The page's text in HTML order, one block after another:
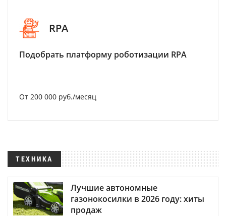
RPA
Подобрать платформу роботизации RPA
От 200 000 руб./месяц
ТЕХНИКА
Лучшие автономные
газонокосилки в 2026 году: хиты
продаж